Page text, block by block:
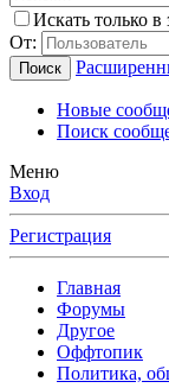
Искать только в
От:
Поиск
Новые
Поиск
Меню
Вход
Регистрация
Главная
Форумы
Другое
Оффтопик
Политика,